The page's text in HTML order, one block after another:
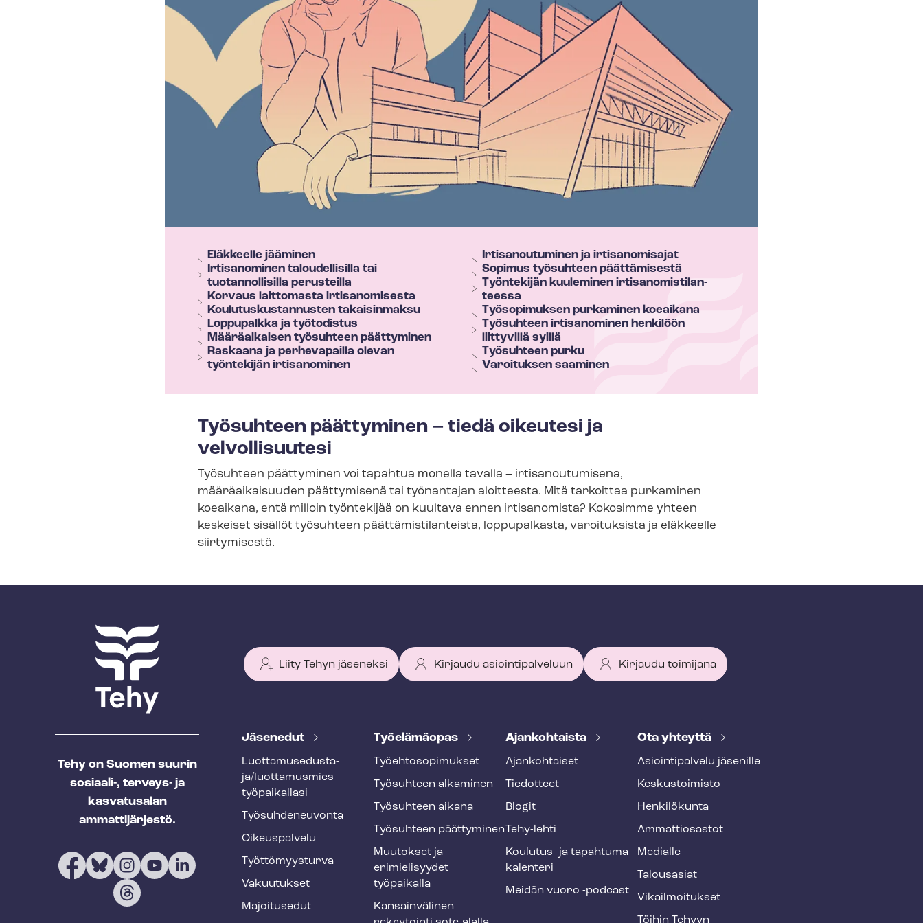
t
Eläkkeelle jääminen
Irtisanominen taloudellisilla tai
tuotannollisilla perusteilla
Korvaus laittomasta irtisanomisesta
Kou­lu­tus­kus­tan­nus­ten takaisinmaksu
Loppupalkka ja työtodistus
Määräaikaisen työsuhteen päättyminen
Raskaana ja perhevapailla olevan
työntekijän irtisanominen
Irtisanoutuminen ja irtisanomisajat
Sopimus työsuhteen päättämisestä
Työntekijän kuuleminen ir­ti­sa­no­mis­ti­lan­
tees­sa
Työsopimuksen purkaminen koeaikana
Työsuhteen irtisanominen henkilöön
liittyvillä syillä
Työsuhteen purku
Varoituksen saaminen
Työsuhteen päättyminen – tiedä oikeutesi ja
velvollisuutesi
Työsuhteen päättyminen voi tapahtua monella tavalla – irtisanoutumisena,
määräaikaisuuden päättymisenä tai työnantajan aloitteesta. Mitä tarkoittaa purkaminen
koeaikana, entä milloin työntekijää on kuultava ennen irtisanomista? Kokosimme yhteen
keskeiset sisällöt työsuhteen päät­tä­mis­ti­lan­teis­ta, loppupalkasta, varoituksista ja eläkkeelle
siirtymisestä.
Tehy on Suomen suurin
sosiaali-, terveys- ja
kasvatusalan
ammattijärjestö.
Liity Tehyn jäseneksi Kirjaudu asiointipalveluun Kirjaudu toimijana
T
h
y
f
o
o
t
e
Jäsenedut
Luot­ta­muse­dus­ta­
ja/luottamusmies
työpaikallasi
Työ­suh­de­neu­von­ta
Oikeuspalvelu
Työt­tö­myys­tur­va
Vakuutukset
Majoitusedut
Työelämäopas
Työ­eh­to­so­pi­muk­set
Työsuhteen alkaminen
Työsuhteen aikana
Työsuhteen päättyminen
Muutokset ja
erimielisyydet
työpaikalla
Kansainvälinen
Ajankohtaista
Ajankohtaiset
Tiedotteet
Blogit
Tehy-lehti
Koulutus- ja ta­pah­tu­ma­
ka­len­te­ri
Meidän vuoro -podcast
Ota yhteyttä
Asioin­ti­pal­ve­lu jäsenille
Keskustoimisto
Henkilökunta
Ammattiosastot
Medialle
Talousasiat
Vi­kail­moi­tuk­set
Töihin Tehyyn